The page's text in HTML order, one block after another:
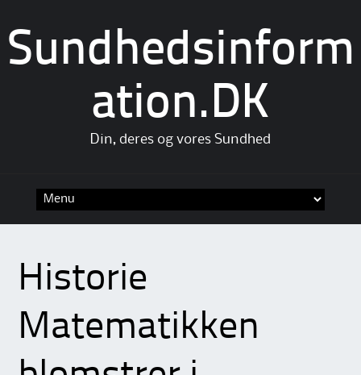
Sundhedsinform
ation.DK
Din, deres og vores Sundhed
Historie
Matematikken